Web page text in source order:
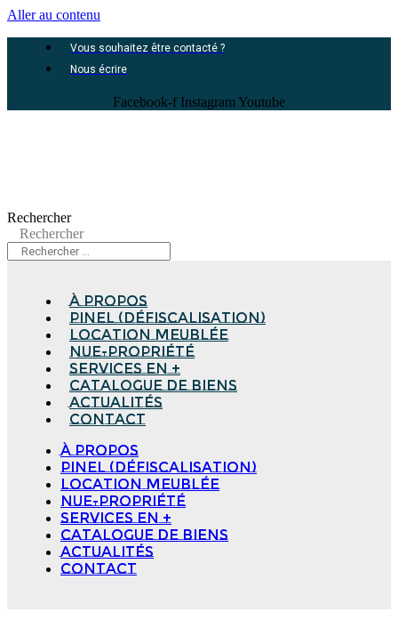
Aller au contenu
Vous souhaitez être contacté ?
Nous écrire
Facebook-f Instagram Youtube
Rechercher
Rechercher
à propos
Pinel (Défiscalisation)
Location meublée
Nue-propriété
Services en +
Catalogue de biens
Actualités
Contact
à propos
Pinel (Défiscalisation)
Location meublée
Nue-propriété
Services en +
Catalogue de biens
Actualités
Contact